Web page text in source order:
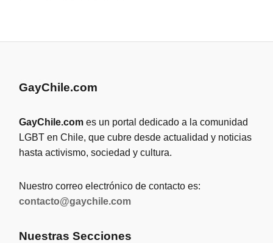
GayChile.com
GayChile.com es un portal dedicado a la comunidad
LGBT en Chile, que cubre desde actualidad y noticias
hasta activismo, sociedad y cultura.
Nuestro correo electrónico de contacto es:
contacto@gaychile.com
Nuestras Secciones